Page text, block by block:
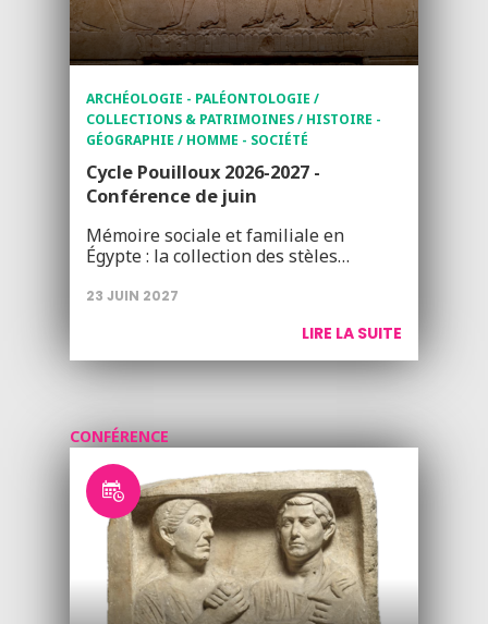
ARCHÉOLOGIE - PALÉONTOLOGIE /
COLLECTIONS & PATRIMOINES / HISTOIRE -
GÉOGRAPHIE / HOMME - SOCIÉTÉ
Cycle Pouilloux 2026-2027 -
Conférence de juin
Mémoire sociale et familiale en
Égypte : la collection des stèles…
23 JUIN 2027
LIRE LA SUITE
CONFÉRENCE